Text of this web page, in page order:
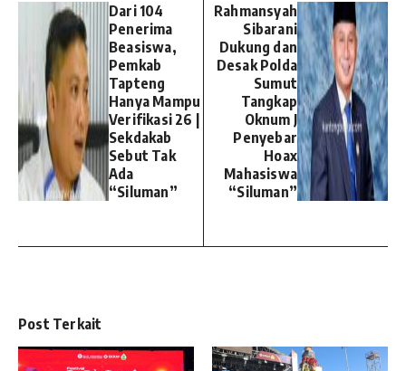
Dari 104
Penerima
Beasiswa,
Pemkab
Tapteng
Hanya Mampu
Verifikasi 26 |
Sekdakab
Sebut Tak
Ada
“Siluman”
Rahmansyah
Sibarani
Dukung dan
Desak Polda
Sumut
Tangkap
Oknum J
Penyebar
Hoax
Mahasiswa
“Siluman”
Post Terkait